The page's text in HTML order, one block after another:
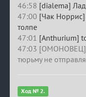
46:58 [dialema]
47:00 [Чак Норрис]
толпе
47:01 [Anthurium]
47:03 [ОМОНОВЕЦ]
тюрьму не
Ход № 2.